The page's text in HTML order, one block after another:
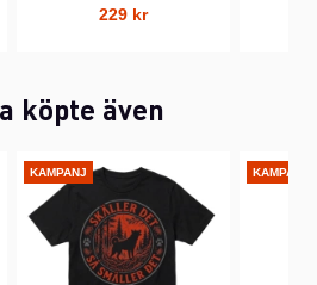
229 kr
köpte även
KAMPANJ KAMPANJ